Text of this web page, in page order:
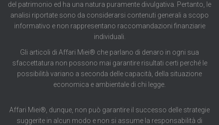
del patrimonio ed ha una natura puramente divulgativa. Pertanto, le
analisi riportate sono da considerarsi contenuti generali a scopo
informativo e non rappresentano raccomandazioni finanziarie
individuali.
Gli articoli di Affari Miei® che parlano di denaro in ogni sua
sfaccettatura non possono mai garantire risultati certi perché le
possibilità variano a seconda delle capacità, della situazione
economica e ambientale di chi legge.
Affari Miei®, dunque, non può garantire il successo delle strategie
suggerite in alcun modo e non si assume la responsabilità di